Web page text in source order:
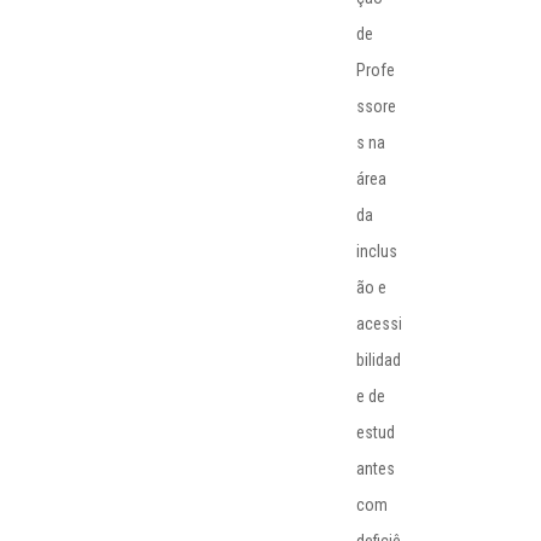
de
Profe
ssore
s na
área
da
inclus
ão e
acessi
bilidad
e de
estud
antes
com